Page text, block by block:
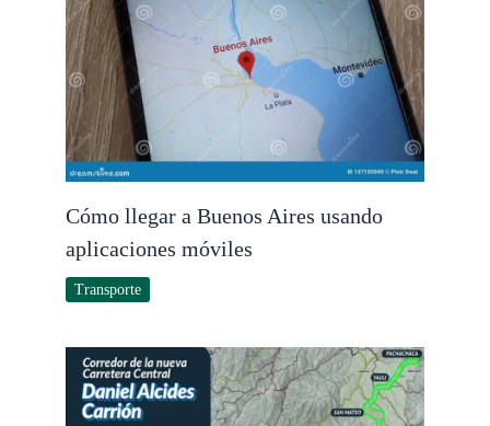
Cómo llegar a Buenos Aires usando
aplicaciones móviles
Transporte